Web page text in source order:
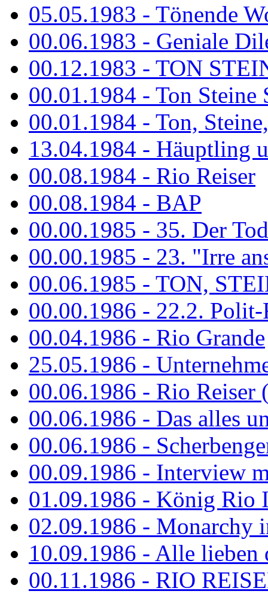
05.05.1983 - Tönende
00.06.1983 - Geniale
00.12.1983 - TON
00.01.1984 - Ton Steine
00.01.1984 - Ton,
13.04.1984 - Häuptling
00.08.1984 - Rio Reiser
00.08.1984 - BAP
00.00.1985 - 35. Der
00.00.1985 - 23. "Irre
00.06.1985 - TON,
00.00.1986 - 22.2.
00.04.1986 - Rio Grande
25.05.1986 -
00.06.1986 - Rio Reiser
00.06.1986 - Das alles
00.06.1986 -
00.09.1986 - Interview
01.09.1986 - König Rio
02.09.1986 - Monarchy
10.09.1986 - Alle lieben
00.11.1986 - RIO